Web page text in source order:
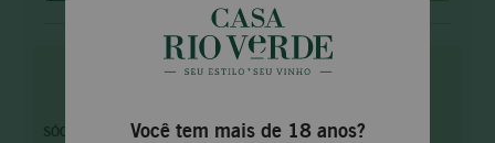
Você tem mais de 18 anos?
SÓCIO PRIME Faça parte e tenha